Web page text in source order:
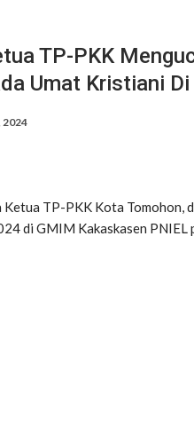
TP-PKK
Umat Kristiani
2024
TP-PKK Kota Tomohon,
di GMIM Kakaskasen